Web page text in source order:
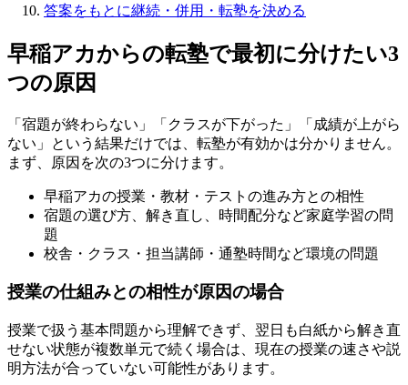
答案をもとに継続・併用・転塾を決める
早稲アカからの転塾で最初に分けたい3
つの原因
「宿題が終わらない」「クラスが下がった」「成績が上がら
ない」という結果だけでは、転塾が有効かは分かりません。
まず、原因を次の3つに分けます。
早稲アカの授業・教材・テストの進み方との相性
宿題の選び方、解き直し、時間配分など家庭学習の問
題
校舎・クラス・担当講師・通塾時間など環境の問題
授業の仕組みとの相性が原因の場合
授業で扱う基本問題から理解できず、翌日も白紙から解き直
せない状態が複数単元で続く場合は、現在の授業の速さや説
明方法が合っていない可能性があります。